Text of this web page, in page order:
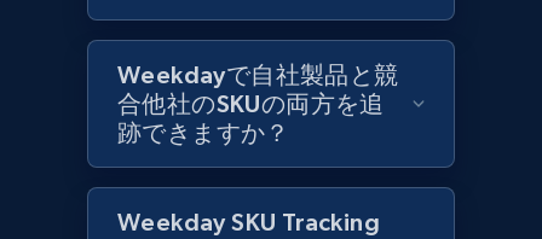
1.1K+ 149+ 今すぐ始める
Best Buy products - Collect data on
products using specified keywords
URL, Product id, Title, Images, Final price,
Weekdayで自社製品と競
合他社のSKUの両方を追
跡できますか？
Weekday SKU Tracking